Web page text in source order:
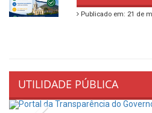
Publicado em: 21 de
UTILIDADE PÚBLICA